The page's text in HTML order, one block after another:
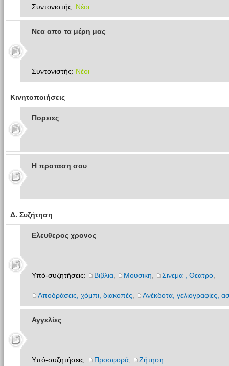
Συντονιστής: Νέοι
Νεα απο τα μέρη μας
Συντονιστής: Νέοι
Κινητοποιήσεις
Πoρειες
Η προταση σου
Δ. Συζήτηση
Ελευθερος χρονος
Υπό-συζητήσεις: Βιβλια, Μουσικη Σινεμα , Θεατρο,
Αποδράσεις, χόμπι, διακοπές Ανέκδοτα, γελιογραφίες,
Αγγελίες
Υπό-συζητήσεις: Προσφορά, Ζήτηση